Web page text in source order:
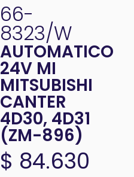
66-
8323/W
AUTOMATICO
24V MI
MITSUBISHI
CANTER
4D30, 4D31
(ZM-896)
$ 84.630